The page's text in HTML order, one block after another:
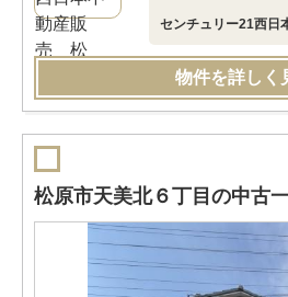
センチュリー21西
物件を詳しく
松原市天美北６丁目の中古